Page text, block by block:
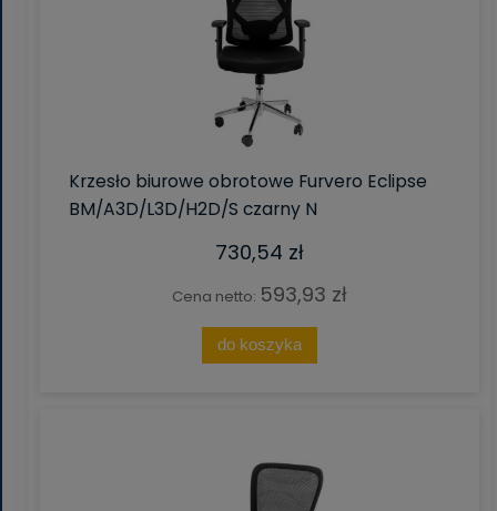
Krzesło biurowe obrotowe Furvero Eclipse
BM/A3D/L3D/H2D/S czarny N
730,54 zł
Cena netto: 593,93 zł
do koszyka